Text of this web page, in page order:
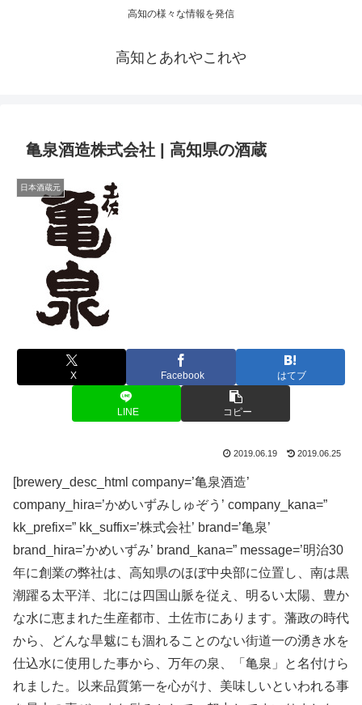
高知の様々な情報を発信
高知とあれやこれや
亀泉酒造株式会社 | 高知県の酒蔵
日本酒蔵元
X Facebook はてブ
LINE コピー
2019.06.19 2019.06.25
[brewery_desc_html company=’亀泉酒造’
company_hira=’かめいずみしゅぞう’ company_kana=”
kk_prefix=” kk_suffix=’株式会社’ brand=’亀泉’
brand_hira=’かめいずみ’ brand_kana=” message=’明治30
年に創業の弊社は、高知県のほぼ中央部に位置し、南は黒
潮躍る太平洋、北には四国山脈を従え、明るい太陽、豊か
な水に恵まれた生産都市、土佐市にあります。藩政の時代
から、どんな旱魃にも涸れることのない街道一の湧き水を
仕込水に使用した事から、万年の泉、「亀泉」と名付けら
れました。以来品質第一を心がけ、美味しいといわれる事